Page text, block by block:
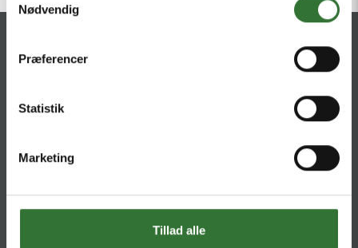
Nødvendig
Præferencer
Statistik
Marketing
Tillad alle
Theilgaards Torv 1
Ellemosen 4